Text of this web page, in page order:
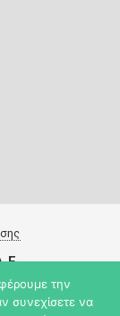
την
συνεχίσετε να